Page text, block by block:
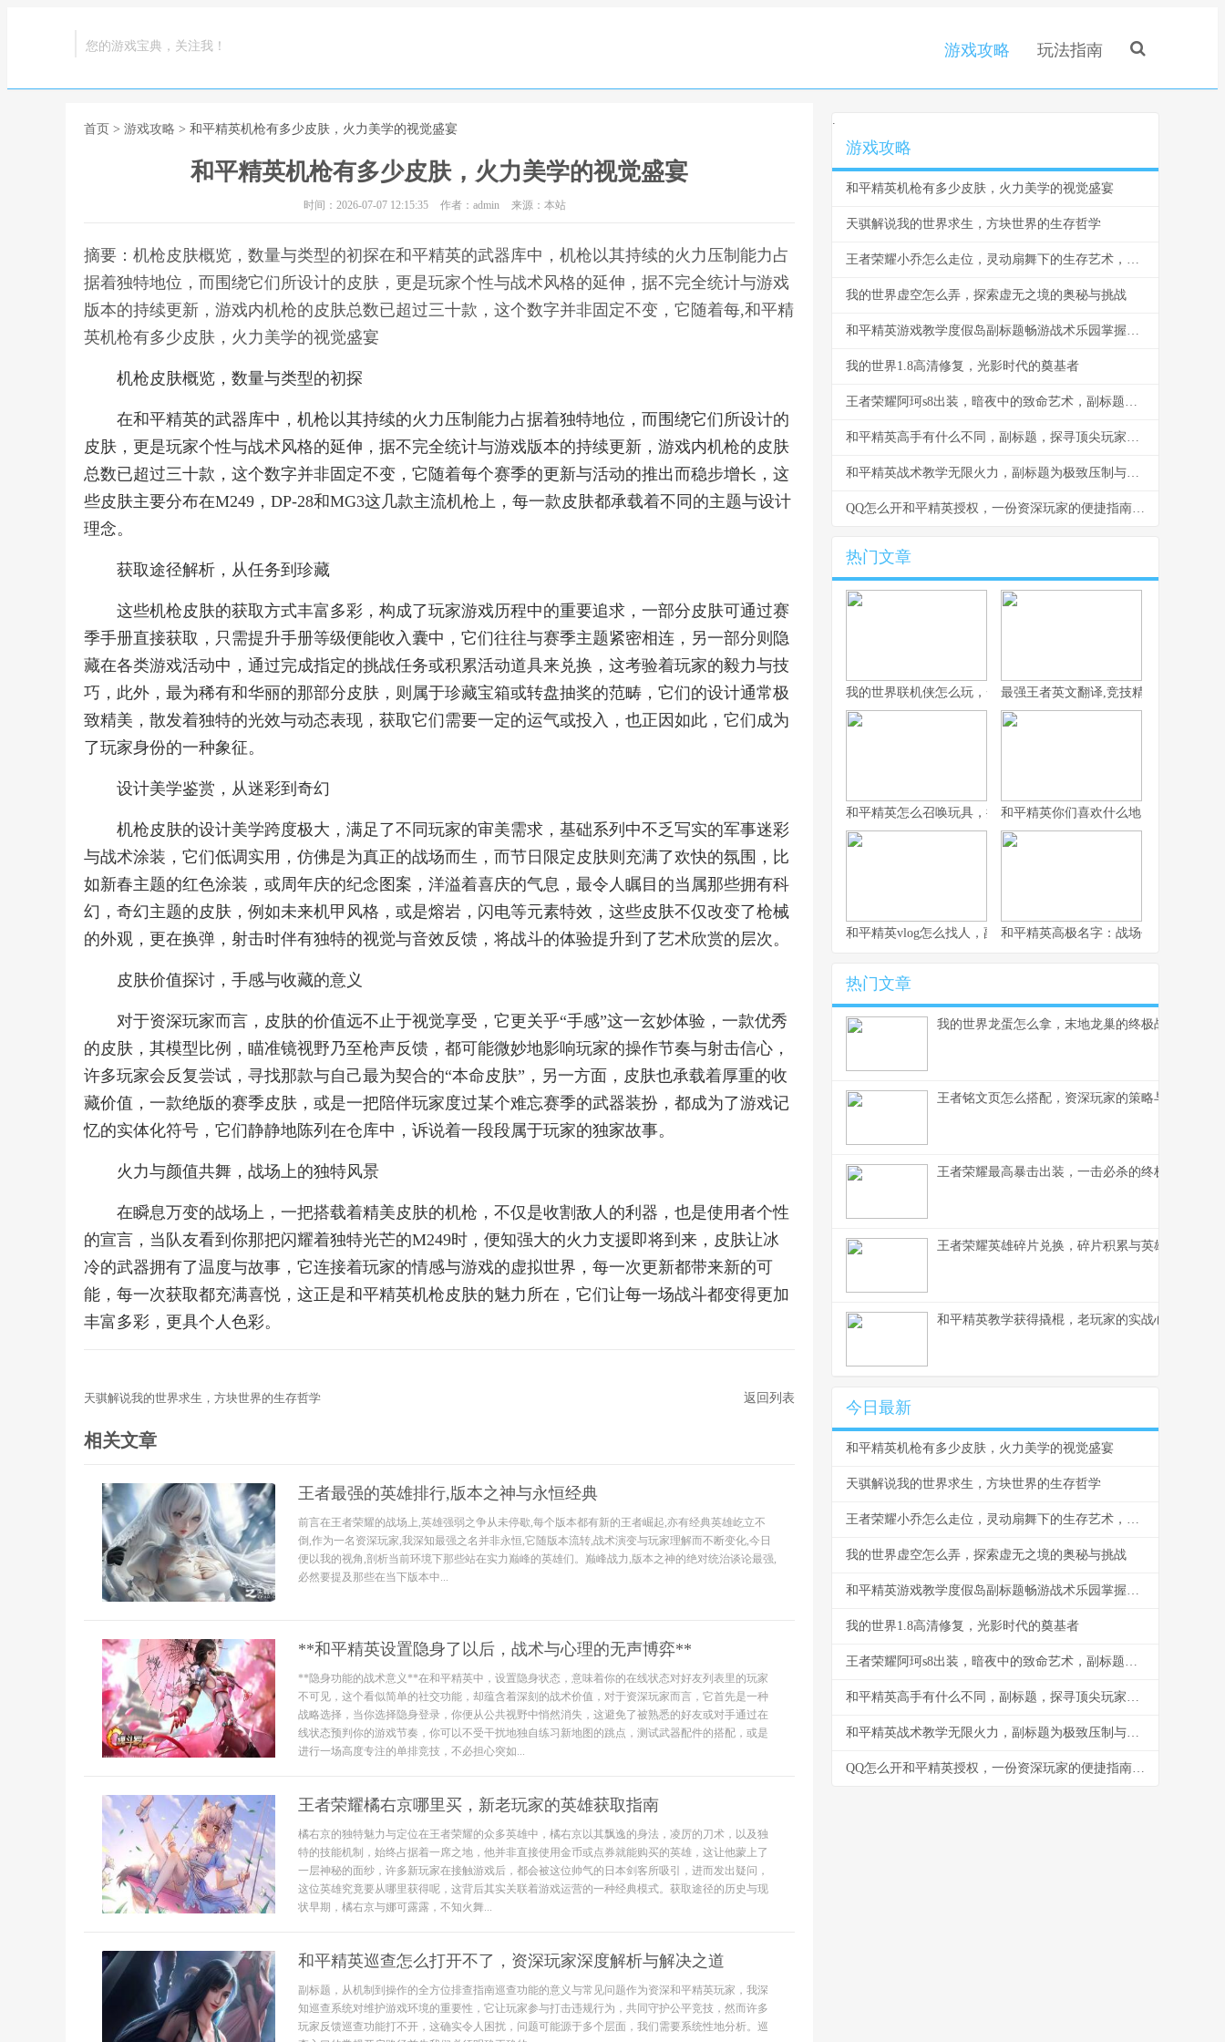
您的游戏宝典，关注我！ 游戏攻略 玩法指南
首页 > 游戏攻略 > 和平精英机枪有多少皮肤，火力美学的视觉盛宴
和平精英机枪有多少皮肤，火力美学的视觉盛宴
时间：2026-07-07 12:15:35 作者：admin 来源：本站
摘要：机枪皮肤概览，数量与类型的初探在和平精英的武器库中，机枪以其持续的火力压制能力占
据着独特地位，而围绕它们所设计的皮肤，更是玩家个性与战术风格的延伸，据不完全统计与游戏
版本的持续更新，游戏内机枪的皮肤总数已超过三十款，这个数字并非固定不变，它随着每,和平精
英机枪有多少皮肤，火力美学的视觉盛宴
机枪皮肤概览，数量与类型的初探
在和平精英的武器库中，机枪以其持续的火力压制能力占据着独特地位，而围绕它们所设计的
皮肤，更是玩家个性与战术风格的延伸，据不完全统计与游戏版本的持续更新，游戏内机枪的皮肤
总数已超过三十款，这个数字并非固定不变，它随着每个赛季的更新与活动的推出而稳步增长，这
些皮肤主要分布在M249，DP-28和MG3这几款主流机枪上，每一款皮肤都承载着不同的主题与设计
理念。
获取途径解析，从任务到珍藏
这些机枪皮肤的获取方式丰富多彩，构成了玩家游戏历程中的重要追求，一部分皮肤可通过赛
季手册直接获取，只需提升手册等级便能收入囊中，它们往往与赛季主题紧密相连，另一部分则隐
藏在各类游戏活动中，通过完成指定的挑战任务或积累活动道具来兑换，这考验着玩家的毅力与技
巧，此外，最为稀有和华丽的那部分皮肤，则属于珍藏宝箱或转盘抽奖的范畴，它们的设计通常极
致精美，散发着独特的光效与动态表现，获取它们需要一定的运气或投入，也正因如此，它们成为
了玩家身份的一种象征。
设计美学鉴赏，从迷彩到奇幻
机枪皮肤的设计美学跨度极大，满足了不同玩家的审美需求，基础系列中不乏写实的军事迷彩
与战术涂装，它们低调实用，仿佛是为真正的战场而生，而节日限定皮肤则充满了欢快的氛围，比
如新春主题的红色涂装，或周年庆的纪念图案，洋溢着喜庆的气息，最令人瞩目的当属那些拥有科
幻，奇幻主题的皮肤，例如未来机甲风格，或是熔岩，闪电等元素特效，这些皮肤不仅改变了枪械
的外观，更在换弹，射击时伴有独特的视觉与音效反馈，将战斗的体验提升到了艺术欣赏的层次。
皮肤价值探讨，手感与收藏的意义
对于资深玩家而言，皮肤的价值远不止于视觉享受，它更关乎“手感”这一玄妙体验，一款优秀
的皮肤，其模型比例，瞄准镜视野乃至枪声反馈，都可能微妙地影响玩家的操作节奏与射击信心，
许多玩家会反复尝试，寻找那款与自己最为契合的“本命皮肤”，另一方面，皮肤也承载着厚重的收
藏价值，一款绝版的赛季皮肤，或是一把陪伴玩家度过某个难忘赛季的武器装扮，都成为了游戏记
忆的实体化符号，它们静静地陈列在仓库中，诉说着一段段属于玩家的独家故事。
火力与颜值共舞，战场上的独特风景
在瞬息万变的战场上，一把搭载着精美皮肤的机枪，不仅是收割敌人的利器，也是使用者个性
的宣言，当队友看到你那把闪耀着独特光芒的M249时，便知强大的火力支援即将到来，皮肤让冰
冷的武器拥有了温度与故事，它连接着玩家的情感与游戏的虚拟世界，每一次更新都带来新的可
能，每一次获取都充满喜悦，这正是和平精英机枪皮肤的魅力所在，它们让每一场战斗都变得更加
丰富多彩，更具个人色彩。
天骐解说我的世界求生，方块世界的生存哲学 返回列表
相关文章
王者最强的英雄排行,版本之神与永恒经典
前言在王者荣耀的战场上,英雄强弱之争从未停歇,每个版本都有新的王者崛起,亦有经典英雄屹立不
倒,作为一名资深玩家,我深知最强之名并非永恒,它随版本流转,战术演变与玩家理解而不断变化,今日
便以我的视角,剖析当前环境下那些站在实力巅峰的英雄们。巅峰战力,版本之神的绝对统治谈论最强,
必然要提及那些在当下版本中...
**和平精英设置隐身了以后，战术与心理的无声博弈**
**隐身功能的战术意义**在和平精英中，设置隐身状态，意味着你的在线状态对好友列表里的玩家
不可见，这个看似简单的社交功能，却蕴含着深刻的战术价值，对于资深玩家而言，它首先是一种
战略选择，当你选择隐身登录，你便从公共视野中悄然消失，这避免了被熟悉的好友或对手通过在
线状态预判你的游戏节奏，你可以不受干扰地独自练习新地图的跳点，测试武器配件的搭配，或是
进行一场高度专注的单排竞技，不必担心突如...
王者荣耀橘右京哪里买，新老玩家的英雄获取指南
橘右京的独特魅力与定位在王者荣耀的众多英雄中，橘右京以其飘逸的身法，凌厉的刀术，以及独
特的技能机制，始终占据着一席之地，他并非直接使用金币或点券就能购买的英雄，这让他蒙上了
一层神秘的面纱，许多新玩家在接触游戏后，都会被这位帅气的日本剑客所吸引，进而发出疑问，
这位英雄究竟要从哪里获得呢，这背后其实关联着游戏运营的一种经典模式。获取途径的历史与现
状早期，橘右京与娜可露露，不知火舞...
和平精英巡查怎么打开不了，资深玩家深度解析与解决之道
副标题，从机制到操作的全方位排查指南巡查功能的意义与常见问题作为资深和平精英玩家，我深
知巡查系统对维护游戏环境的重要性，它让玩家参与打击违规行为，共同守护公平竞技，然而许多
玩家反馈巡查功能打不开，这确实令人困扰，问题可能源于多个层面，我们需要系统性地分析。巡
.
游戏攻略
和平精英机枪有多少皮肤，火力美学的视觉盛宴
天骐解说我的世界求生，方块世界的生存哲学
王者荣耀小乔怎么走位，灵动扇舞下的生存艺术，副标题，从新手到高手的位移心法
我的世界虚空怎么弄，探索虚无之境的奥秘与挑战
和平精英游戏教学度假岛副标题畅游战术乐园掌握决胜秘诀
我的世界1.8高清修复，光影时代的奠基者
王者荣耀阿珂s8出装，暗夜中的致命艺术，副标题，一套装备一场收割的盛宴
和平精英高手有什么不同，副标题，探寻顶尖玩家的核心特质
和平精英战术教学无限火力，副标题为极致压制与节奏掌控之道
QQ怎么开和平精英授权，一份资深玩家的便捷指南，副标题，轻松绑定畅游战术竞技世界
热门文章
我的世界联机侠怎么玩，一份资深玩家的联机生存指南
最强王者英文翻译,竞技精神的语言跨越
和平精英怎么召唤玩具，揭秘战场趣味彩蛋之旅
和平精英你们喜欢什么地图，战术与情
和平精英vlog怎么找人，副标题，从迷茫到精准的实战寻人指南
和平精英高极名字：战场代号的艺术与
热门文章
我的世界龙蛋怎么拿，末地龙巢的终极战利品
王者铭文页怎么搭配，资深玩家的策略与心得
王者荣耀最高暴击出装，一击必杀的终极艺术，副
王者荣耀英雄碎片兑换，碎片积累与英雄解锁之道
和平精英教学获得撬棍，老玩家的实战心得
今日最新
和平精英机枪有多少皮肤，火力美学的视觉盛宴
天骐解说我的世界求生，方块世界的生存哲学
王者荣耀小乔怎么走位，灵动扇舞下的生存艺术，副标题，从新手到高手的位移心法
我的世界虚空怎么弄，探索虚无之境的奥秘与挑战
和平精英游戏教学度假岛副标题畅游战术乐园掌握决胜秘诀
我的世界1.8高清修复，光影时代的奠基者
王者荣耀阿珂s8出装，暗夜中的致命艺术，副标题，一套装备一场收割的盛宴
和平精英高手有什么不同，副标题，探寻顶尖玩家的核心特质
和平精英战术教学无限火力，副标题为极致压制与节奏掌控之道
QQ怎么开和平精英授权，一份资深玩家的便捷指南，副标题，轻松绑定畅游战术竞技世界